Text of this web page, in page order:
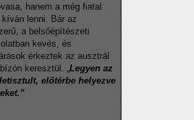
hanem a még fiatal
lenni. Bár az
a belsőépítészeti
kevés, és
érkeztek az ausztrál
keresztül. „ Legyen az
előtérbe helyezve